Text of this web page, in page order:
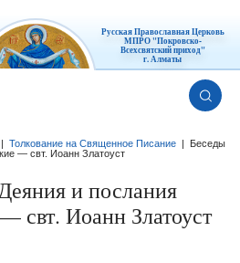
Русская Православная Церковь
МПРО "Покровско-
Всехсвятский приход"
г. Алматы
Толкование на Священное Писание
Беседы
— свт. Иоанн Златоуст
и послания
свт. Иоанн Златоуст